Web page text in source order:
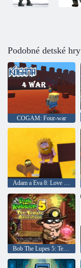
Podobné detské hry
COGAM: Four-war
Adam a Eva 8: Love Quest
Bob The Lupes 5: Temple Adventure